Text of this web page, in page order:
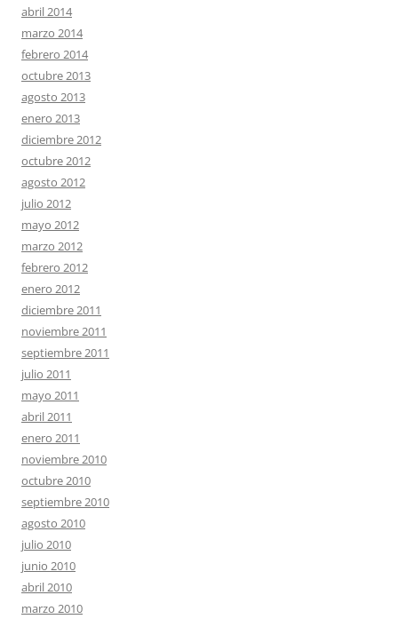
abril 2014
marzo 2014
febrero 2014
octubre 2013
agosto 2013
enero 2013
diciembre 2012
octubre 2012
agosto 2012
julio 2012
mayo 2012
marzo 2012
febrero 2012
enero 2012
diciembre 2011
noviembre 2011
septiembre 2011
julio 2011
mayo 2011
abril 2011
enero 2011
noviembre 2010
octubre 2010
septiembre 2010
agosto 2010
julio 2010
junio 2010
abril 2010
marzo 2010